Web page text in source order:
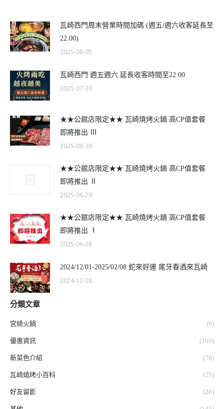
瓦崎西門周末營業時間加碼 (週五/週六收客延長至
22:00)
2025-08-05
瓦崎西門 週五週六 延長收客時間至22:00
2025-07-30
★★公館店限定★★ 瓦崎燒烤火鍋 高CP值套餐
即將推出 Ⅲ
2025-06-30
★★公館店限定★★ 瓦崎燒烤火鍋 高CP值套餐
即將推出 Ⅱ
2025-06-29
★★公館店限定★★ 瓦崎燒烤火鍋 高CP值套餐
即將推出 Ⅰ
2025-06-28
2024/12/01-2025/02/08 蛇來好運 尾牙春酒來瓦崎
2024-12-28
分類文章
宮綺火鍋 (9)
優惠資訊 (109)
新菜色介紹 (78)
瓦崎燒烤小百科 (25)
好友留影 (26)